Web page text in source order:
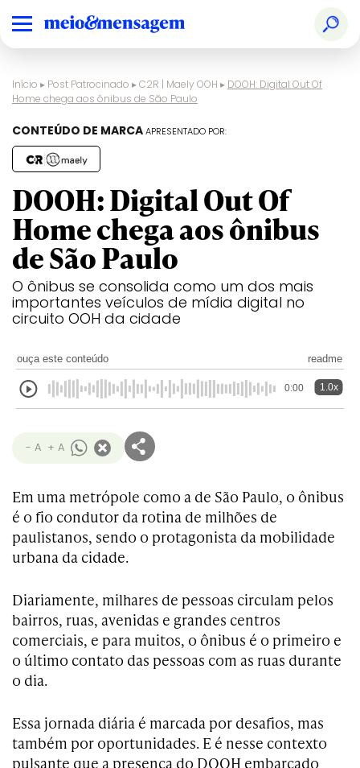
Início ▸ Post Patrocinado ▸C2R | Maely OOH ▸ DOOH: Digital Out Of
Home chega aos ônibus de São Paulo
CONTEÚDO DE MARCAAPRESENTADO POR:
DOOH: Digital Out Of
Home chega aos ônibus
de São Paulo
O ônibus se consolida como um dos mais
importantes veículos de mídia digital no
circuito OOH da cidade
ouça este conteúdo readme
0:00 1.0x
- A + A
Em uma metrópole como a de São Paulo, o ônibus
é o fio condutor da rotina de milhões de
paulistanos, sendo o protagonista da mobilidade
urbana da cidade.
Diariamente, milhares de pessoas circulam pelos
bairros, ruas, avenidas e grandes centros
comerciais, e para muitos, o ônibus é o primeiro e
o último contato das pessoas com as ruas durante
o dia.
Essa jornada diária é marcada por desafios, mas
também por oportunidades. E é nesse contexto
pulsante que a presença do DOOH embarcado